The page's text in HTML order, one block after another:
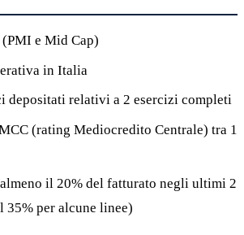
e Mid Cap)
in Italia
depositati relativi a 2 esercizi completi
(rating Mediocredito Centrale) tra 1
il 20% del fatturato negli ultimi 2
35% per alcune linee)